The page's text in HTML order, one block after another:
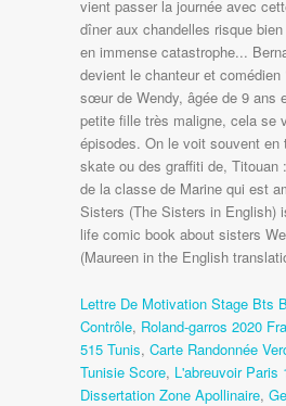
Lettre De Motivation Stage Bts
Contrôle, Roland-garros 2020
515 Tunis, Carte Randonnée
Tunisie Score, L'abreuvoir Paris
Dissertation Zone Apollinaire,